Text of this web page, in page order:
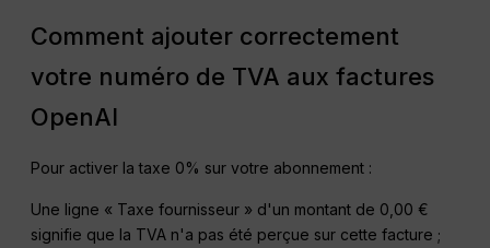
Comment ajouter correctement
votre numéro de TVA aux factures
OpenAI
Pour activer la taxe 0% sur votre abonnement :
Une ligne « Taxe fournisseur » d'un montant de 0,00 €
signifie que la TVA n'a pas été perçue sur cette facture ;